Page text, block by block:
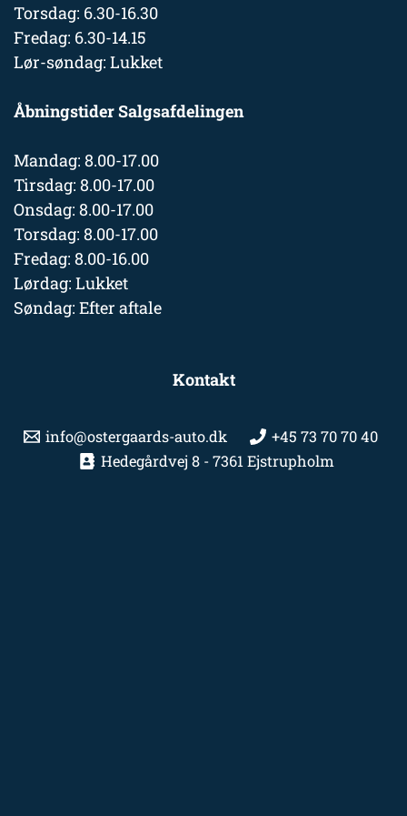
Torsdag: 6.30-16.30
Fredag: 6.30-14.15
Lør-søndag: Lukket
Åbningstider Salgsafdelingen
Mandag: 8.00-17.00
Tirsdag: 8.00-17.00
Onsdag: 8.00-17.00
Torsdag: 8.00-17.00
Fredag: 8.00-16.00
Lørdag: Lukket
Søndag: Efter aftale
Kontakt
info@ostergaards-auto.dk
+45 73 70 70 40
Hedegårdvej 8 - 7361 Ejstrupholm